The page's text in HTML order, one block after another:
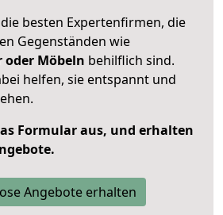
besten Expertenfirmen, die
Gegenständen wie
oder Möbeln behilflich sind.
helfen, sie entspannt und
Formular aus, und erhalten
Angebote erhalten